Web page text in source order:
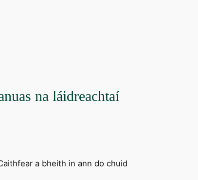
na láidreachtaí
a bheith in ann do chuid